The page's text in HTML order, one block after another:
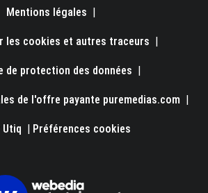
Mentions légales |
les cookies et autres traceurs |
de protection des données |
de l'offre payante puremedias.com |
Utiq | Préférences cookies